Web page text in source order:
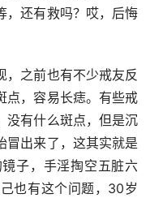
，还有救吗？哎，后悔
，之前也有不少戒友反
点，容易长痣。有些戒
没有什么斑点，但是沉
冒出来了，这其实就是
子，手淫掏空五脏六
也有这个问题，30岁